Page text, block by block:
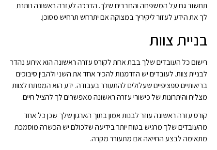
תחשוב גם על המשפחה והחברים שלך. הדרכה לעזרה ראשונה נותנת
לך את הידע לעזור ליקיריך במצוקה אם יתרחש תרחיש מסוכן.
בניית צוות
רישום כל העובדים שלך בבת אחת לקורס עזרה ראשונה הוא אירוע נהדר
לבניית צוות. לעובדים יש הזדמנות להכיר אחד את השני ולהבין סיבוכים
בריאותיים ספציפיים שעלולים להתעורר בעבודה. ידע הוא המפתח לצוות
מצליח והיתרונות של כישורי עזרה ראשונה מאפשרים לך להציל חיים.
קורס עזרה ראשונה עוזר לבנות אמון בתוך הארגון שלך שכן כל אחד
מהעובדים שלך מרגיש בטוח יותר בידיעה שלכולם יש הכשרה מוסמכת
מתאימה לבצע החייאה אם ​​מתעורר מקרה.